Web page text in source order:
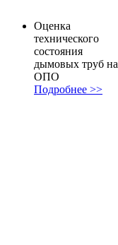
Оценка
технического
состояния
дымовых труб на
ОПО
Подробнее >>